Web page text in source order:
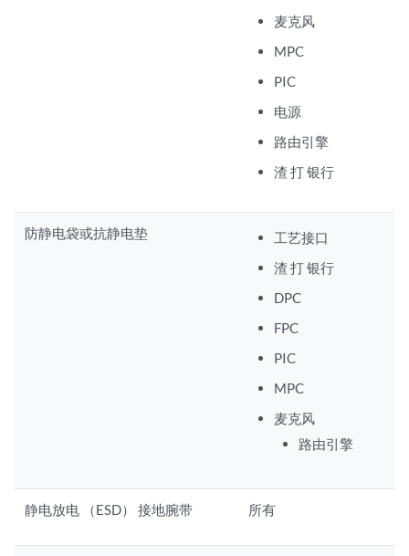
麦克风
MPC
PIC
电源
路由引擎
渣 打 银行
防静电袋或抗静电垫
工艺接口
渣 打 银行
DPC
FPC
PIC
MPC
麦克风
路由引擎
静电放电 （ESD） 接地腕带 所有